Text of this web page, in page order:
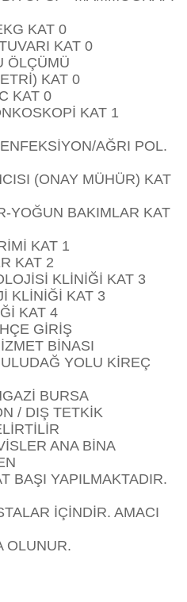
KAT 0
KAT 0
ÖLÇÜMÜ
KAT 0
KAT 0
KAT 1
AĞRI POL.
(ONAY MÜHÜR) KAT
YOĞUN BAKIMLAR KAT
KAT 1
KAT 2
KLİNİĞİ KAT 3
KLİNİĞİ KAT 3
KAT 4
GİRİŞ
BİNASI
YOLU KİREÇ
BURSA
/ DIŞ TETKİK
ANA BİNA
BAŞI YAPILMAKTADIR.
İÇİNDİR. AMACI
OLUNUR.